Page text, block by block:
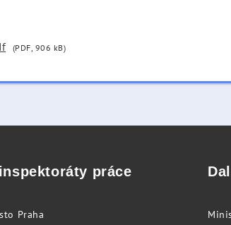
(PDF, 906 kB)
práce
Praha